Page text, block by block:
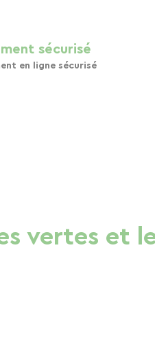
sécurisé
en ligne sécurisé
vertes et